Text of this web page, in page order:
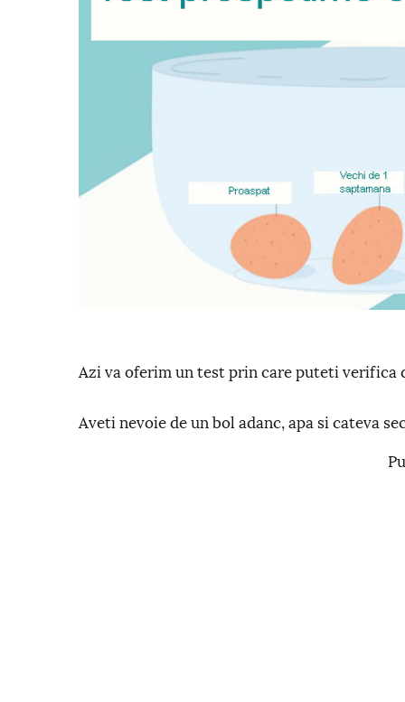
Azi va oferim un test prin care puteti verifica
Aveti nevoie de un bol adanc, apa si cateva